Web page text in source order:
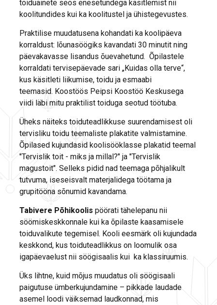
toiduainete seos enesetundega käsitlemist nii
koolitundides kui ka koolitustel ja ühistegevustes.
Praktilise muudatusena kohandati ka koolipäeva
korraldust: lõunasöögiks kavandati 30 minutit ning
päevakavasse lisandus õuevahetund. Õpilastele
korraldati tervisepäevade sari „Kuidas olla terve“,
kus käsitleti liikumise, toidu ja esmaabi
teemasid. Koostöös Peipsi Koostöö Keskusega
viidi läbi mitu praktilist toiduga seotud töötuba.
Üheks näiteks toiduteadlikkuse suurendamisest oli
tervisliku toidu teemaliste plakatite valmistamine.
Õpilased kujundasid koolisööklasse plakatid teemal
"Tervislik toit - miks ja millal?" ja "Tervislik
magustoit". Selleks pidid nad teemaga põhjalikult
tutvuma, iseseisvalt materjalidega töötama ja
grupitööna sõnumid kavandama.
Tabivere Põhikoolis pöörati tähelepanu nii
söömiskeskkonnale kui ka õpilaste kaasamisele
toiduvalikute tegemisel. Kooli eesmärk oli kujundada
keskkond, kus toiduteadlikkus on loomulik osa
igapäevaelust nii söögisaalis kui ka klassiruumis.
Üks lihtne, kuid mõjus muudatus oli söögisaali
paigutuse ümberkujundamine – pikkade laudade
asemel loodi väiksemad laudkonnad, mis